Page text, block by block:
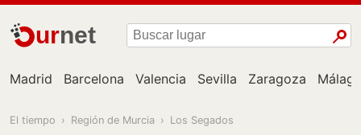
urnet
Madrid Barcelona Valencia Sevilla Zaragoza Málaga
El tiempo › Región de Murcia › Los Segados